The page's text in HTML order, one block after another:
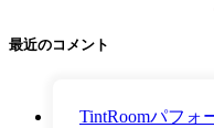
最近のコメント
TintRoomパフォ